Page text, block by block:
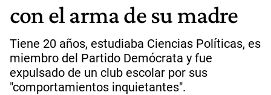
con el arma de su madre
Tiene 20 años, estudiaba Ciencias Políticas, es
miembro del Partido Demócrata y fue
expulsado de un club escolar por sus
"comportamientos inquietantes".